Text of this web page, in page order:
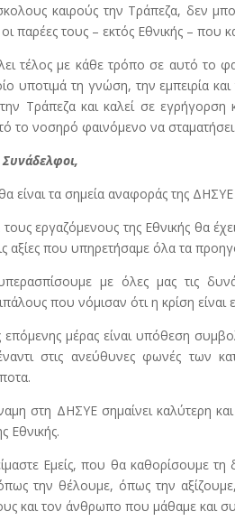
καιρούς την Τράπεζα, δεν
παρέες τους – εκτός Εθνικής –
τέλος με κάθε τρόπο σε αυτό το
υποτιμά τη γνώση, την εμπειρία
Τράπεζα και καλεί σε
το νοσηρό φαινόμενο να σταματήσει.
είναι τα σημεία αναφοράς της
εργαζόμενους της Εθνικής θα
αξίες που υπηρετήσαμε όλα τα
με όλες μας τις
που νόμισαν ότι η κρίση
επόμενης μέρας είναι υπόθεση
στις ανεύθυνες φωνές των
στη ΔΗΣΥΕ σημαίνει καλύτερη
Εθνικής.
Εμείς, που θα καθορίσουμε τη
την θέλουμε, όπως την
και τον άνθρωπο που μάθαμε και